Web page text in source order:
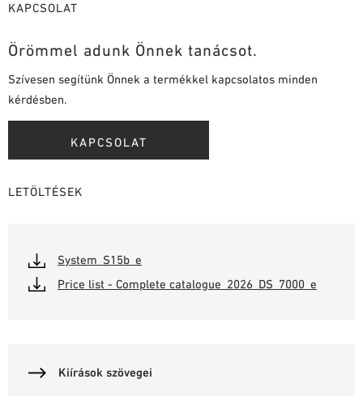
KAPCSOLAT
Örömmel adunk Önnek tanácsot.
Szívesen segítünk Önnek a termékkel kapcsolatos minden
kérdésben.
KAPCSOLAT
LETÖLTÉSEK
System_S15b_e
Price list - Complete catalogue_2026_DS_7000_e
Kiírások szövegei